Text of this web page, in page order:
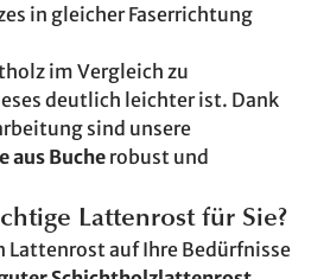
in gleicher Faserrichtung
im Vergleich zu
deutlich leichter ist. Dank
sind unsere
aus Buche robust und
Lattenrost für Sie?
Lattenrost auf Ihre Bedürfnisse